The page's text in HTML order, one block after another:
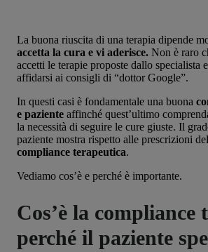
La buona riuscita di una terapia dipende
accetta la cura e vi aderisce. Non è raro
accetti le terapie proposte dallo specialista
affidarsi ai consigli di “dottor Google”.
In questi casi è fondamentale una buona
e paziente affinché quest’ultimo
la necessità di seguire le cure giuste. Il
paziente mostra rispetto alle prescrizioni
compliance terapeutica.
Vediamo cos’è e perché è importante.
Cos’è la compliance
perché il paziente